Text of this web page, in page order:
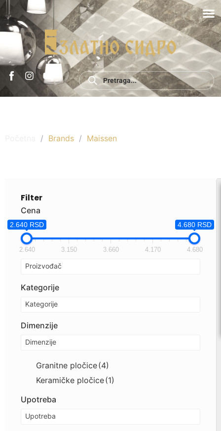
/ Brands / Maissen
Filter
Cena
2.640 RSD 4.680 RSD
2.640 3.150 3.660 4.170 4.680
Proizvođač
Kategorije
Kategorije
Dimenzije
Dimenzije
Granitne pločice(4)
Keramičke pločice(1)
Upotreba
Upotreba